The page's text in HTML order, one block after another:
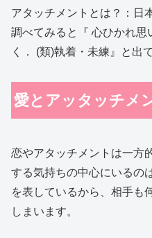
アタッチメントとは？：日
調べてみると『 心ひかれ思
く． (類)執着・未練』と出
愛とアッタッチメ
恋やアタッチメントは一方
する気持ちの中心にいるの
を表しているから、相手も
しまいます。